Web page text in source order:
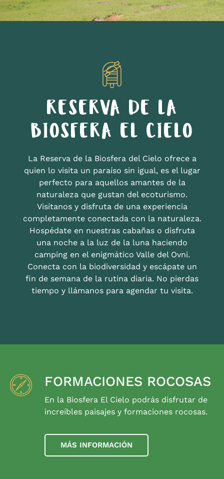
RESERVA DE LA
BIOSFERA EL CIELO
La Reserva de la Biosfera del Cielo ofrece a
quien lo visita un paraíso sin igual, es el lugar
perfecto para aquellos amantes de la
naturaleza que gustan del ecoturismo.
Visítanos y disfruta de una experiencia
completamente conectada con la naturaleza.
Hospédate en nuestras cabañas o disfruta
una noche a la luz de la luna haciendo
camping en el enigmático Valle del Ovni.
Conecta con la biodiversidad y escápate un
fin de semana de la rutina diaria. No pierdas
tiempo y llámanos para agendar tu visita.
FORMACIONES ROCOSAS
En la Biosfera El Cielo podrás disfrutar de
increíbles paisajes y formaciones rocosas.
MÁS INFORMACIÓN